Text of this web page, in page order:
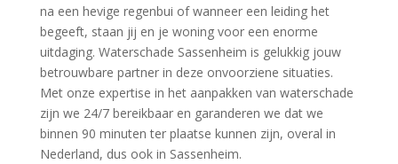
na een hevige regenbui of wanneer een leiding het
begeeft, staan jij en je woning voor een enorme
uitdaging.​ Waterschade Sassenheim is gelukkig jouw
betrouwbare partner in deze onvoorziene situaties.​
Met onze expertise in het aanpakken van waterschade
zijn we 24/7 bereikbaar en garanderen we dat we
binnen 90 minuten ter plaatse kunnen zijn, overal in
Nederland, dus ook in Sassenheim.​